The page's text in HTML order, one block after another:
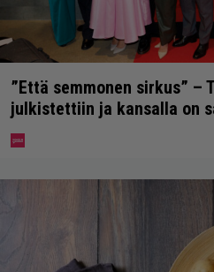
”Että semmonen sirkus” –
julkistettiin ja kansalla on